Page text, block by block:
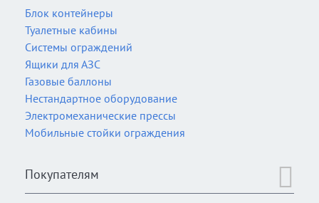
Блок контейнеры
Туалетные кабины
Системы ограждений
Ящики для АЗС
Газовые баллоны
Нестандартное оборудование
Электромеханические прессы
Мобильные стойки ограждения
Покупателям